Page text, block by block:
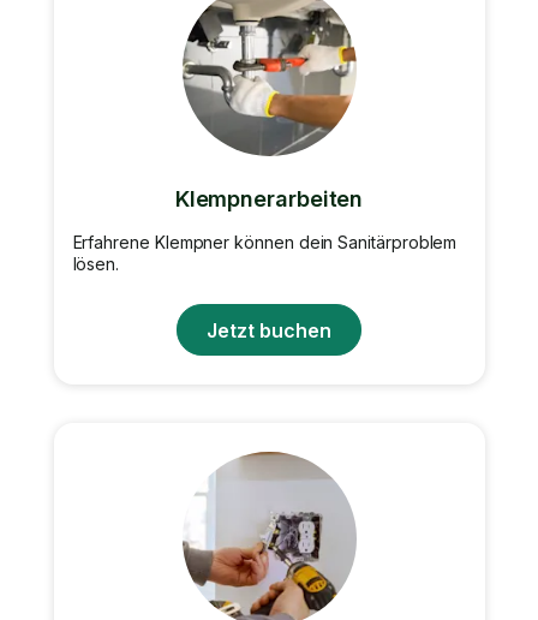
Klempnerarbeiten
Erfahrene Klempner können dein Sanitärproblem
lösen.
Jetzt buchen